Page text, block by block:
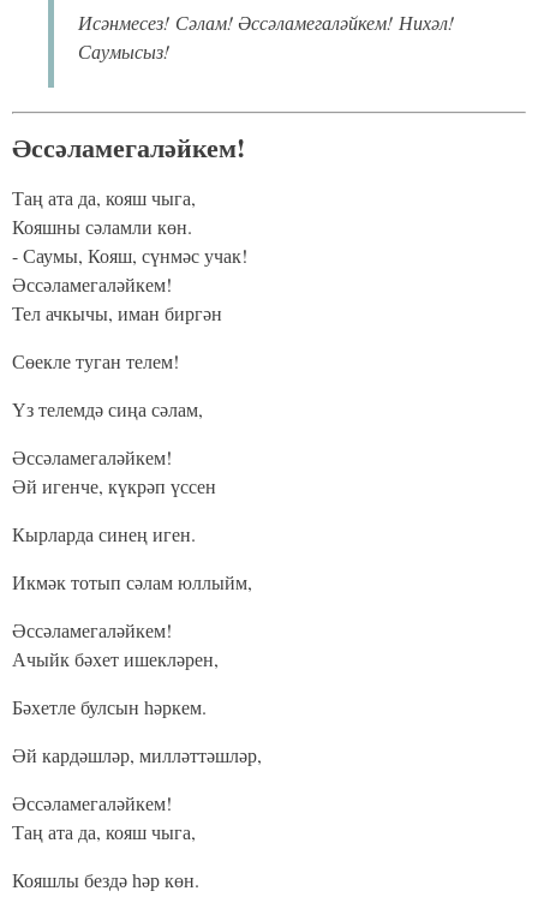
Исәнмесез! Сәлам! Әссәламегаләйкем! Нихәл!
Саумысыз!
Әссәламегаләйкем!
Таң ата да, кояш чыга,
Кояшны сәламли көн.
- Саумы, Кояш, сүнмәс учак!
Әссәламегаләйкем!
Тел ачкычы, иман биргән
Сөекле туган телем!
Үз телемдә сиңа сәлам,
Әссәламегаләйкем!
Әй игенче, күкрәп үссен
Кырларда синең иген.
Икмәк тотып сәлам юллыйм,
Әссәламегаләйкем!
Ачыйк бәхет ишекләрен,
Бәхетле булсын һәркем.
Әй кардәшләр, милләттәшләр,
Әссәламегаләйкем!
Таң ата да, кояш чыга,
Кояшлы бездә һәр көн.